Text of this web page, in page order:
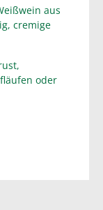
aus
cremige
oder